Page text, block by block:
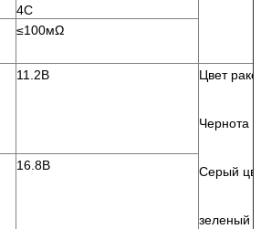
4С
≤100мΩ
11.2В Цвет
Чернота
Серый
зеленый
16.8В